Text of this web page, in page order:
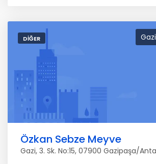
DIĞER
Özkan Sebze Meyve
Gazi, 3. Sk. No:15, 07900 Gazipaşa/